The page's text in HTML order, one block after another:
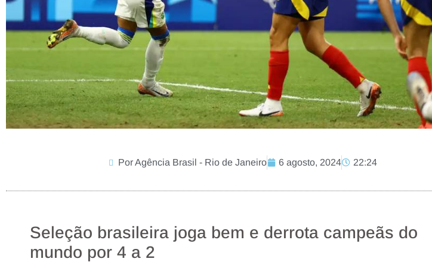
Por Agência Brasil - Rio de Janeiro 6 agosto, 2024 22:24
Seleção brasileira joga bem e derrota campeãs do
mundo por 4 a 2